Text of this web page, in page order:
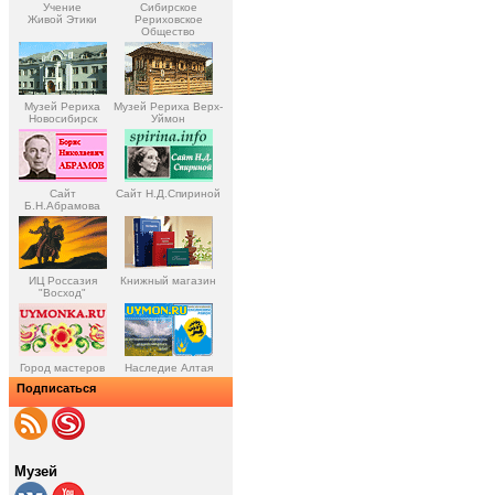
Учение
Живой Этики
Сибирское
Рериховское
Общество
Музей Рериха
Новосибирск
Музей Рериха Верх-
Уймон
Сайт
Б.Н.Абрамова
Сайт Н.Д.Спириной
ИЦ Россазия
"Восход"
Книжный магазин
Город мастеров Наследие Алтая
Подписаться
Музей